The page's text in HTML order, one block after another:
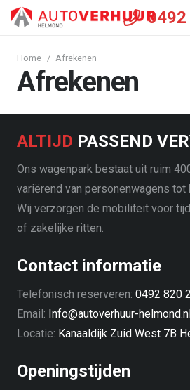
0492
Home / Afrekenen
Afrekenen
ALTIJD PASSEND
Ons wagenpark bestaat uit ruim
variërend van personenwagens tot
Wij verzorgen de mobiliteit voor
of zakelijke ritten.
Contact informatie
Telefonisch reserveren: 0492 820
Email: Info@autoverhuur-helmond.nl
Locatie: Kanaaldijk Zuid West 7B
Openingstijden